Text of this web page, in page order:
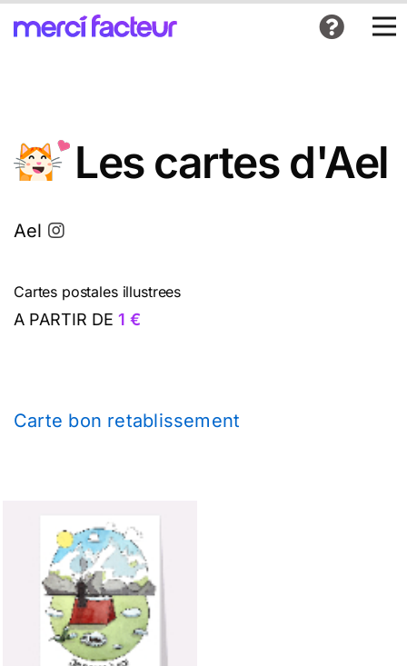
Les cartes d'Ael
Ael
Cartes postales illustrees
A PARTIR DE 1 €
Carte bon retablissement